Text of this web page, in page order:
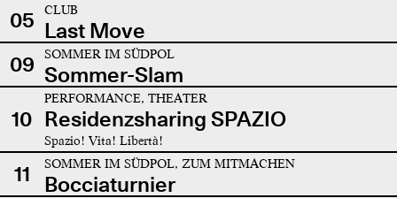
05 CLUB
Last Move
09
SOMMER IM SÜDPOL
Sommer-Slam
10
PERFORMANCE, THEATER
Residenzsharing SPAZIO
Spazio! Vita! Libertà!
11 SOMMER IM SÜDPOL, ZUM MITMACHEN
Bocciaturnier